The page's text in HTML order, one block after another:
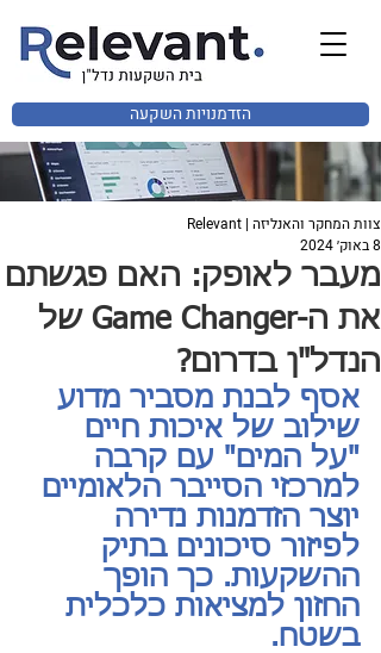
הזדמנויות השקעה
מעבר לאופק: האם פגשתם
את ה-Game Changer של
הנדל"ן בדרום?
צוות המחקר והאנליזה | Relevant
8 באוק׳ 2024
אסף לבנת מסביר מדוע
שילוב של איכות חיים
"על המים" עם קרבה
למרכזי הסייבר הלאומיים
יוצר הזדמנות נדירה
לפיזור סיכונים בתיק
ההשקעות. כך הופך
החזון למציאות כלכלית
בשטח.